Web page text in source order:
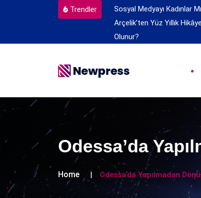
Trendler
Sosyal Medyayı Kadınlar
Arçelik’ten Yüz Yıllık Hikâye
Olunur?
Odessa’da
Home Odessa’da Yapılmadan